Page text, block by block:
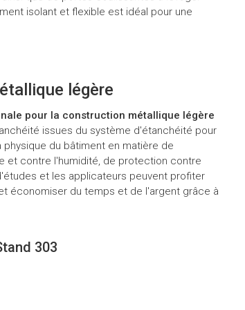
isolant et flexible est idéal pour une
légère
pour la construction métallique légère
issues du système d'étanchéité pour
du bâtiment en matière de
et contre l'humidité, de protection contre
et les applicateurs peuvent profiter
économiser du temps et de l'argent grâce à
303